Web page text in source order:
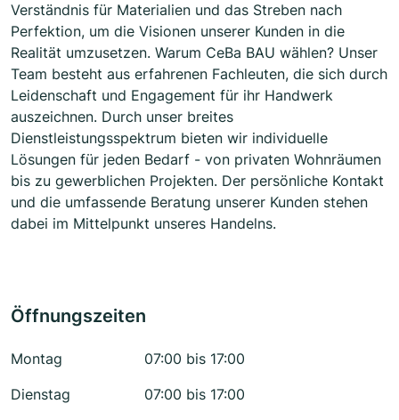
Verständnis für Materialien und das Streben nach
Perfektion, um die Visionen unserer Kunden in die
Realität umzusetzen. Warum CeBa BAU wählen? Unser
Team besteht aus erfahrenen Fachleuten, die sich durch
Leidenschaft und Engagement für ihr Handwerk
auszeichnen. Durch unser breites
Dienstleistungsspektrum bieten wir individuelle
Lösungen für jeden Bedarf - von privaten Wohnräumen
bis zu gewerblichen Projekten. Der persönliche Kontakt
und die umfassende Beratung unserer Kunden stehen
dabei im Mittelpunkt unseres Handelns.
Öffnungszeiten
Montag
07:00 bis 17:00
Dienstag
07:00 bis 17:00